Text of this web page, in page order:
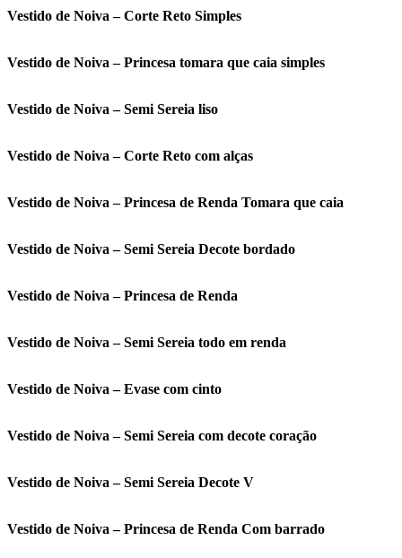
Vestido de Noiva – Corte Reto Simples
Vestido de Noiva – Princesa tomara que caia simples
Vestido de Noiva – Semi Sereia liso
Vestido de Noiva – Corte Reto com alças
Vestido de Noiva – Princesa de Renda Tomara que caia
Vestido de Noiva – Semi Sereia Decote bordado
Vestido de Noiva – Princesa de Renda
Vestido de Noiva – Semi Sereia todo em renda
Vestido de Noiva – Evase com cinto
Vestido de Noiva – Semi Sereia com decote coração
Vestido de Noiva – Semi Sereia Decote V
Vestido de Noiva – Princesa de Renda Com barrado